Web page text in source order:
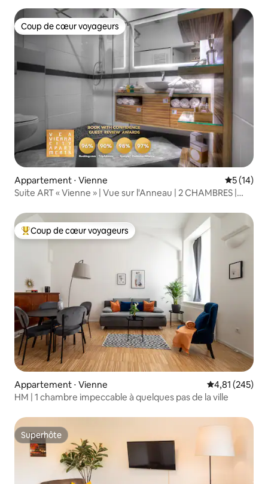
Coup de cœur voyageurs
Coup de cœur voyageurs
Appartement ⋅ Vienne
5 (14)
Suite ART « Vienne » | Vue sur l'Anneau | 2 CHAMBRES |
Coups de cœur voyageurs les plus appréciés
Coup de cœur voyageurs
Appartement ⋅ Vienne Évaluation
4,81 (245)
HM | 1 chambre impeccable à quelques pas de la ville
Superhôte
Superhôte